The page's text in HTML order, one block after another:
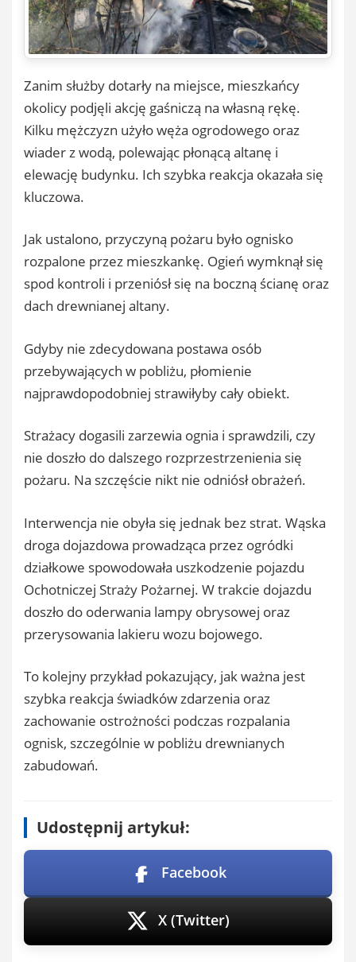
Zanim służby dotarły na miejsce, mieszkańcy
okolicy podjęli akcję gaśniczą na własną rękę.
Kilku mężczyzn użyło węża ogrodowego oraz
wiader z wodą, polewając płonącą altanę i
elewację budynku. Ich szybka reakcja okazała się
kluczowa.
Jak ustalono, przyczyną pożaru było ognisko
rozpalone przez mieszkankę. Ogień wymknął się
spod kontroli i przeniósł się na boczną ścianę oraz
dach drewnianej altany.
Gdyby nie zdecydowana postawa osób
przebywających w pobliżu, płomienie
najprawdopodobniej strawiłyby cały obiekt.
Strażacy dogasili zarzewia ognia i sprawdzili, czy
nie doszło do dalszego rozprzestrzenienia się
pożaru. Na szczęście nikt nie odniósł obrażeń.
Interwencja nie obyła się jednak bez strat. Wąska
droga dojazdowa prowadząca przez ogródki
działkowe spowodowała uszkodzenie pojazdu
Ochotniczej Straży Pożarnej. W trakcie dojazdu
doszło do oderwania lampy obrysowej oraz
przerysowania lakieru wozu bojowego.
To kolejny przykład pokazujący, jak ważna jest
szybka reakcja świadków zdarzenia oraz
zachowanie ostrożności podczas rozpalania
ognisk, szczególnie w pobliżu drewnianych
zabudowań.
Udostępnij artykuł:
Facebook
X (Twitter)